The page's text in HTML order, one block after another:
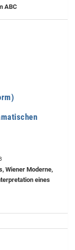
ABC
Wiener Moderne,
eines